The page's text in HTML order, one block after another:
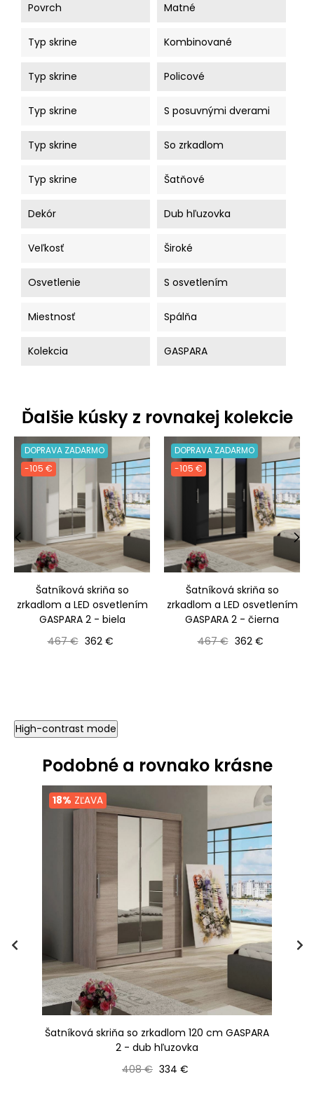
Povrch Matné
Typ skrine Kombinované
Typ skrine Policové
Typ skrine S posuvnými dverami
Typ skrine So zrkadlom
Typ skrine Šatňové
Dekór Dub hľuzovka
Veľkosť Široké
Osvetlenie S osvetlením
Miestnosť Spálňa
Kolekcia GASPARA
Ďalšie kúsky z rovnakej kolekcie
DOPRAVA ZADARMO
-105 €
Šatníková skriňa so
zrkadlom a LED osvetlením
GASPARA 2 - biela
Bežná cena
467 € Cena
362 €
DOPRAVA ZADARMO
-105 €
Šatníková skriňa so
zrkadlom a LED osvetlením
GASPARA 2 - čierna
Bežná cena
467 € Cena
362 €
‹ ›
High-contrast mode
Podobné a rovnako krásne
18% ZĽAVA
Šatníková skriňa so zrkadlom 120 cm GASPARA
2 - dub hľuzovka
Bežná cena
408 € Cena
334 €